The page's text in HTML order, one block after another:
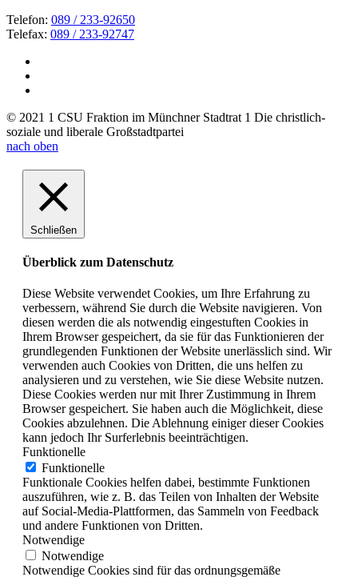
Telefon: 089 / 233-92650
Telefax: 089 / 233-92747
© 2021 1 CSU Fraktion im Münchner Stadtrat 1 Die christlich-
soziale und liberale Großstadtpartei
nach oben
Schließen
Überblick zum Datenschutz
Diese Website verwendet Cookies, um Ihre Erfahrung zu
verbessern, während Sie durch die Website navigieren. Von
diesen werden die als notwendig eingestuften Cookies in
Ihrem Browser gespeichert, da sie für das Funktionieren der
grundlegenden Funktionen der Website unerlässlich sind. Wir
verwenden auch Cookies von Dritten, die uns helfen zu
analysieren und zu verstehen, wie Sie diese Website nutzen.
Diese Cookies werden nur mit Ihrer Zustimmung in Ihrem
Browser gespeichert. Sie haben auch die Möglichkeit, diese
Cookies abzulehnen. Die Ablehnung einiger dieser Cookies
kann jedoch Ihr Surferlebnis beeinträchtigen.
Funktionelle
Funktionelle
Funktionale Cookies helfen dabei, bestimmte Funktionen
auszuführen, wie z. B. das Teilen von Inhalten der Website
auf Social-Media-Plattformen, das Sammeln von Feedback
und andere Funktionen von Dritten.
Notwendige
Notwendige
Notwendige Cookies sind für das ordnungsgemäße